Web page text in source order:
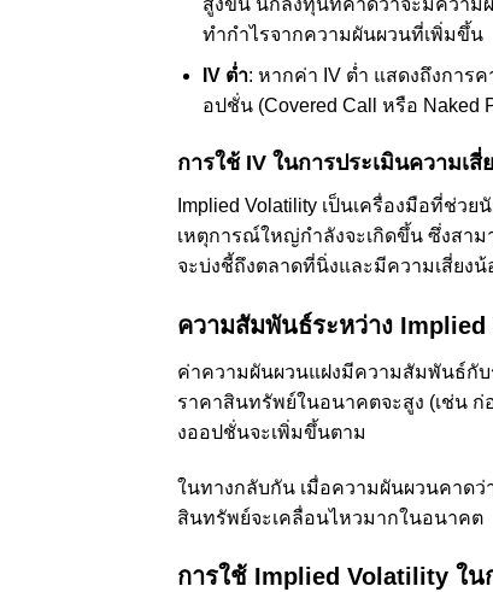
ทำกำไรจากความผันผวนที่เพิ่มขึ้น
IV ต่ำ: หากค่า IV ต่ำ แสดงถึงการ
อปชั่น (Covered Call หรือ Naked
การใช้ IV ในการประเมินความเสี่
Implied Volatility เป็นเครื่องมือที่ช่ว
เหตุการณ์ใหญ่กำลังจะเกิดขึ้น ซึ่งสา
จะบ่งชี้ถึงตลาดที่นิ่งและมีความเสี่ยงน้
ความสัมพันธ์ระหว่าง
ค่าความผันผวนแฝงมีความสัมพันธ์กั
ราคาสินทรัพย์ในอนาคตจะสูง (เช่น
งออปชั่นจะเพิ่มขึ้นตาม
ในทางกลับกัน เมื่อความผันผวนคาดว่
สินทรัพย์จะเคลื่อนไหวมากในอนาคต
การใช้ Implied Volatility ใน